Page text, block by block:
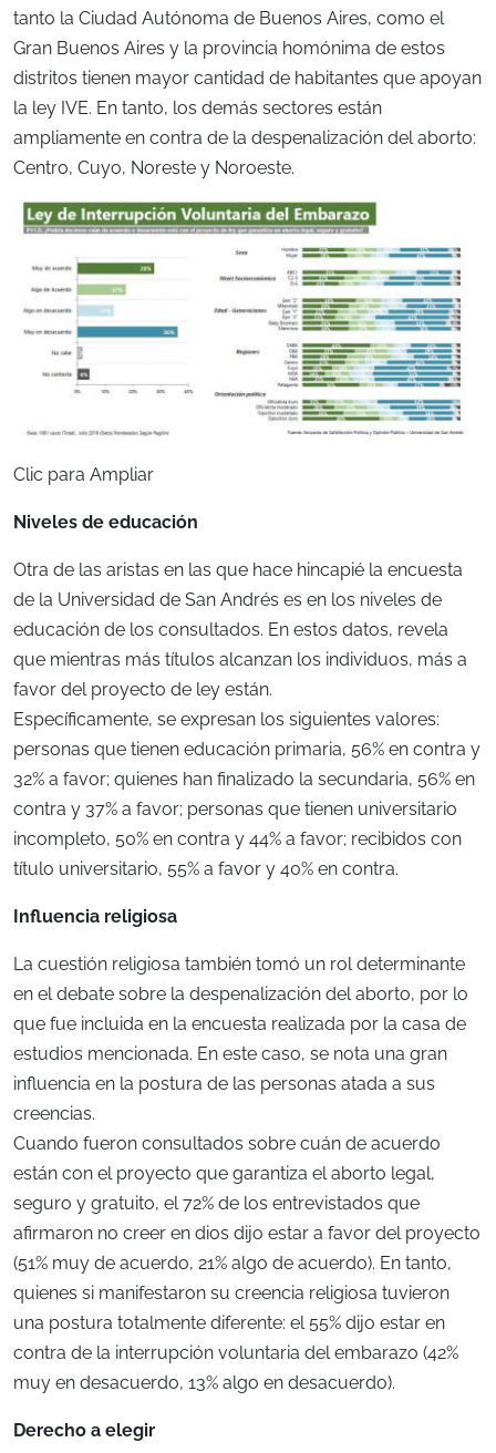
tanto la Ciudad Autónoma de Buenos Aires, como el
Gran Buenos Aires y la provincia homónima de estos
distritos tienen mayor cantidad de habitantes que apoyan
la ley IVE. En tanto, los demás sectores están
ampliamente en contra de la despenalización del aborto:
Centro, Cuyo, Noreste y Noroeste.
Clic para Ampliar
Niveles de educación
Otra de las aristas en las que hace hincapié la encuesta
de la Universidad de San Andrés es en los niveles de
educación de los consultados. En estos datos, revela
que mientras más títulos alcanzan los individuos, más a
favor del proyecto de ley están.
Específicamente, se expresan los siguientes valores:
personas que tienen educación primaria, 56% en contra y
32% a favor; quienes han finalizado la secundaria, 56% en
contra y 37% a favor; personas que tienen universitario
incompleto, 50% en contra y 44% a favor; recibidos con
título universitario, 55% a favor y 40% en contra.
Influencia religiosa
La cuestión religiosa también tomó un rol determinante
en el debate sobre la despenalización del aborto, por lo
que fue incluida en la encuesta realizada por la casa de
estudios mencionada. En este caso, se nota una gran
influencia en la postura de las personas atada a sus
creencias.
Cuando fueron consultados sobre cuán de acuerdo
están con el proyecto que garantiza el aborto legal,
seguro y gratuito, el 72% de los entrevistados que
afirmaron no creer en dios dijo estar a favor del proyecto
(51% muy de acuerdo, 21% algo de acuerdo). En tanto,
quienes si manifestaron su creencia religiosa tuvieron
una postura totalmente diferente: el 55% dijo estar en
contra de la interrupción voluntaria del embarazo (42%
muy en desacuerdo, 13% algo en desacuerdo).
Derecho a elegir